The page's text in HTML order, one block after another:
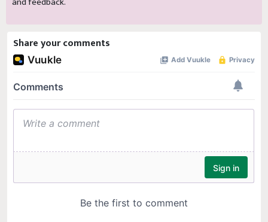
Share your comments